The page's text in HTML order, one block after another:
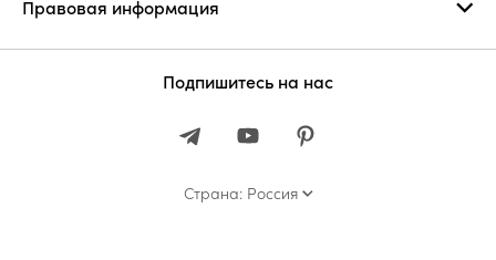
Правовая информация
Подпишитесь на нас
Страна: Россия